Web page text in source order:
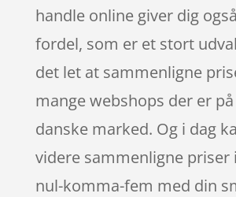
handle online giver dig
fordel, som er et stort
det let at sammenligne
mange webshops der er
danske marked. Og i dag
videre sammenligne priser
nul-komma-fem med din